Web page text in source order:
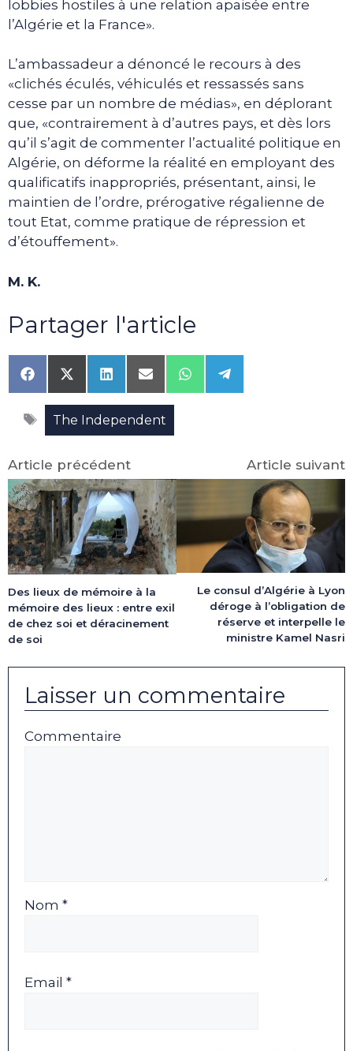
lobbies hostiles à une relation apaisée entre
l’Algérie et la France».
L’ambassadeur a dénoncé le recours à des
«clichés éculés, véhiculés et ressassés sans
cesse par un nombre de médias», en déplorant
que, «contrairement à d’autres pays, et dès lors
qu’il s’agit de commenter l’actualité politique en
Algérie, on déforme la réalité en employant des
qualificatifs inappropriés, présentant, ainsi, le
maintien de l’ordre, prérogative régalienne de
tout Etat, comme pratique de répression et
d’étouffement».
M. K.
Partager l'article
Share
on
Facebook
Share
on
X
(Twitter)
Share
on
LinkedIn
Share
on
Email
Share
on
Share
on
Étiquettes
The Independent
Article précédent
Des lieux de mémoire à la
mémoire des lieux : entre exil
de chez soi et déracinement
de soi
Article suivant
Le consul d’Algérie à Lyon
déroge à l’obligation de
réserve et interpelle le
ministre Kamel Nasri
Laisser un commentaire
Commentaire
Nom *
Email *